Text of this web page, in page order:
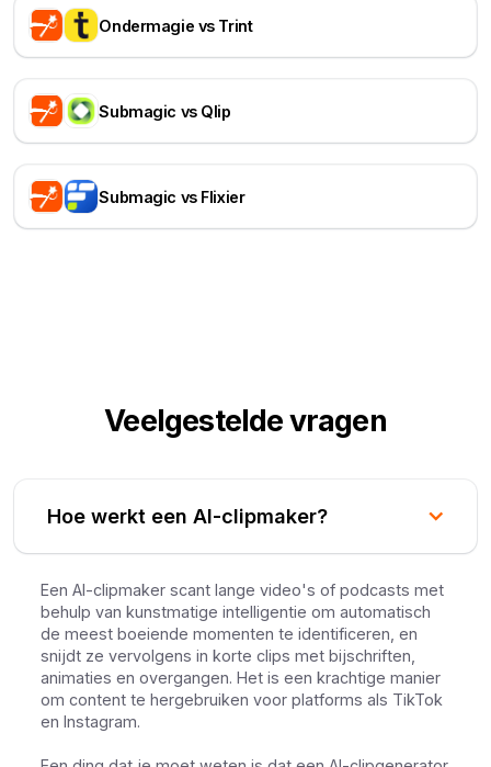
Ondermagie vs Trint
Submagic vs Qlip
Submagic vs Flixier
Veelgestelde vragen
Hoe werkt een AI-clipmaker?
Een AI-clipmaker scant lange video's of podcasts met
behulp van kunstmatige intelligentie om automatisch
de meest boeiende momenten te identificeren, en
snijdt ze vervolgens in korte clips met bijschriften,
animaties en overgangen. Het is een krachtige manier
om content te hergebruiken voor platforms als TikTok
en Instagram.